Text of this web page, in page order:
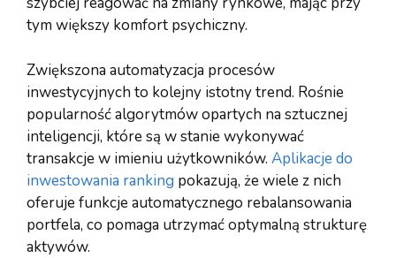
tym większy komfort psychiczny.
Zwiększona automatyzacja procesów
inwestycyjnych to kolejny istotny trend. Rośnie
popularność algorytmów opartych na sztucznej
inteligencji, które są w stanie wykonywać
transakcje w imieniu użytkowników. Aplikacje do
inwestowania ranking pokazują, że wiele z nich
oferuje funkcje automatycznego rebalansowania
portfela, co pomaga utrzymać optymalną strukturę
aktywów.